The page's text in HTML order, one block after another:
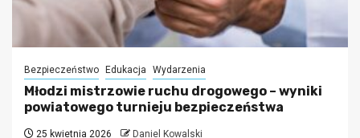
Bezpieczeństwo Edukacja Wydarzenia
Młodzi mistrzowie ruchu drogowego – wyniki
powiatowego turnieju bezpieczeństwa
25 kwietnia 2026 Daniel Kowalski